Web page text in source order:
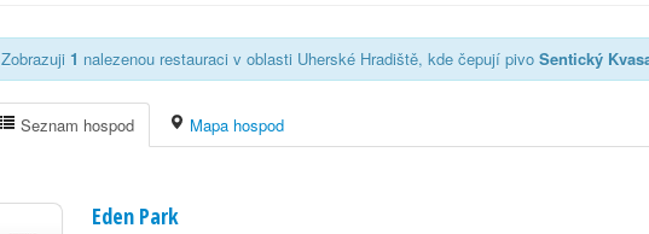
Zobrazuji 1 nalezenou restauraci v oblasti Uherské Hradiště, kde čepují pivo Sentický
Seznam hospod Mapa hospod
Eden Park